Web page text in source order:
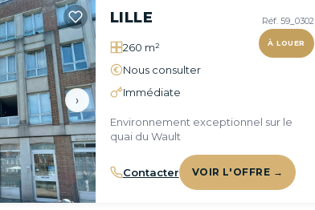
›
Réf. 59_0302
À LOUER
LILLE
260 m²
Nous consulter
Immédiate
Environnement exceptionnel sur le
quai du Wault
Contacter VOIR L'OFFRE →